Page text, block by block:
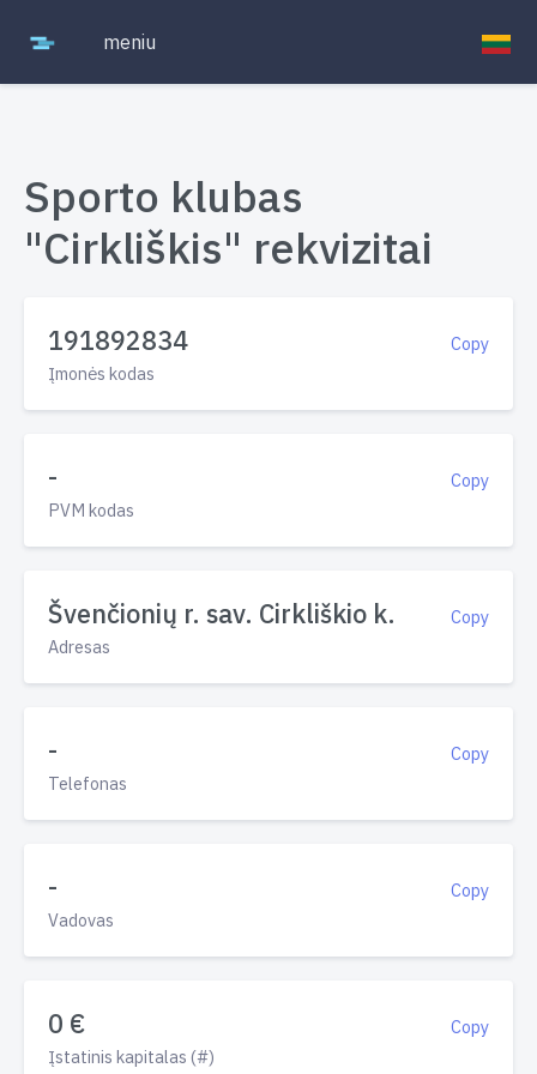
meniu
Sporto klubas
"Cirkliškis" rekvizitai
Copy
191892834
Įmonės kodas
Copy
-
PVM kodas
Copy
Švenčionių r. sav. Cirkliškio k.
Adresas
Copy
-
Telefonas
Copy
-
Vadovas
Copy
0 €
Įstatinis kapitalas (#)